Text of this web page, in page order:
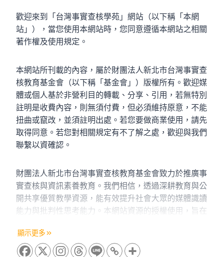
歡迎來到「台灣事實查核學苑」網站（以下稱「本網
站」），當您使用本網站時，您同意遵循本網站之相關
著作權及使用規定。
本網站所刊載的內容，屬於財團法人新北市台灣事實查
核教育基金會（以下稱「基金會」）版權所有。歡迎媒
體或個人基於非營利目的轉載、分享、引用，若無特別
註明是收費內容，則無須付費，但必須維持原意，不能
扭曲或竄改，並須註明出處。若您要做商業使用，請先
取得同意。若您對相關規定有不了解之處，歡迎與我們
聯繫以資確認。
財團法人新北市台灣事實查核教育基金會致力於推廣事實
財團法人新北市台灣事實查核教育基金會致力於推廣事
實查核與資訊素養教育。我們相信，透過深耕教育與公
開共享優質教學資源，能有效提升社會大眾的媒體識讀
能力與批判性思考能力。本網站資源的授權使用，旨在
利益的實現。
顯示更多